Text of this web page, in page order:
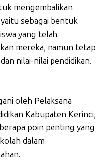
mengembalikan
sebagai bentuk
yang telah
mereka, namun tetap
nilai-nilai pendidikan.
oleh Pelaksana
Kabupaten Kerinci,
poin penting yang
dalam